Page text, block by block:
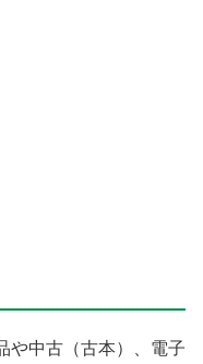
や中古（古本）、電子